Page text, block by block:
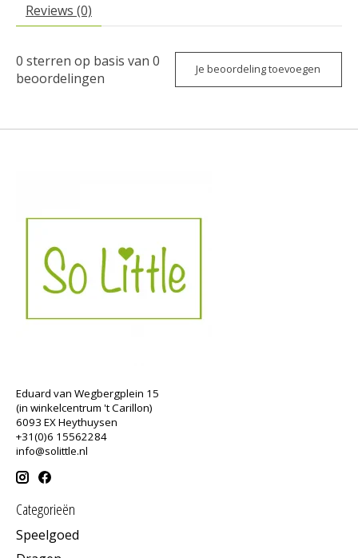
Reviews (0)
0 sterren op basis van 0
beoordelingen
Je beoordeling toevoegen
Eduard van Wegbergplein 15
(in winkelcentrum 't Carillon)
6093 EX Heythuysen
+31(0)6 15562284
info@solittle.nl
Categorieën
Speelgoed